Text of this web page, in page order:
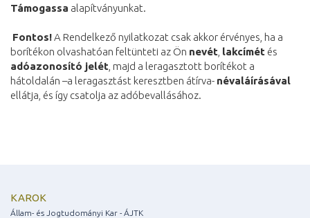
Támogassa alapítványunkat.
Fontos!A Rendelkező nyilatkozat csak akkor érvényes, ha a
borítékon olvashatóan feltünteti az Ön nevét lakcímét és
adóazonosító jelét , majd a leragasztott borítékot a
hátoldalán –a leragasztást keresztben átírva- névaláírásával
ellátja, és így csatolja az adóbevallásához.
KAROK
Állam- és Jogtudományi Kar - ÁJTK